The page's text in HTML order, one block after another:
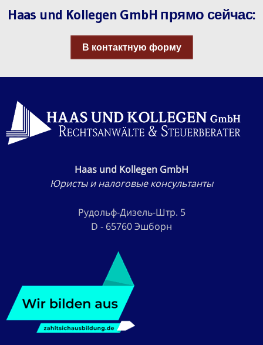
Haas und Kollegen GmbH прямо сейчас:
В контактную форму
Haas und Kollegen GmbH
Юристы и налоговые консультанты
Рудольф-Дизель-Штр. 5
D - 65760 Эшборн